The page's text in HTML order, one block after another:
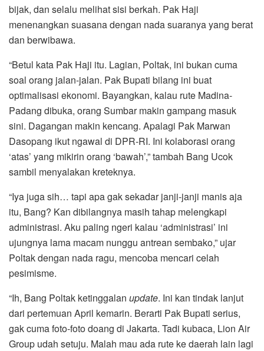
bijak, dan selalu melihat sisi berkah. Pak Haji
menenangkan suasana dengan nada suaranya yang berat
dan berwibawa.
“Betul kata Pak Haji itu. Lagian, Poltak, ini bukan cuma
soal orang jalan-jalan. Pak Bupati bilang ini buat
optimalisasi ekonomi. Bayangkan, kalau rute Madina-
Padang dibuka, orang Sumbar makin gampang masuk
sini. Dagangan makin kencang. Apalagi Pak Marwan
Dasopang ikut ngawal di DPR-RI. Ini kolaborasi orang
‘atas’ yang mikirin orang ‘bawah’,” tambah Bang Ucok
sambil menyalakan kreteknya.
“Iya juga sih… tapi apa gak sekadar janji-janji manis aja
itu, Bang? Kan dibilangnya masih tahap melengkapi
administrasi. Aku paling ngeri kalau ‘administrasi’ ini
ujungnya lama macam nunggu antrean sembako,” ujar
Poltak dengan nada ragu, mencoba mencari celah
pesimisme.
“Ih, Bang Poltak ketinggalan update. Ini kan tindak lanjut
dari pertemuan April kemarin. Berarti Pak Bupati serius,
gak cuma foto-foto doang di Jakarta. Tadi kubaca, Lion Air
Group udah setuju. Malah mau ada rute ke daerah lain lagi